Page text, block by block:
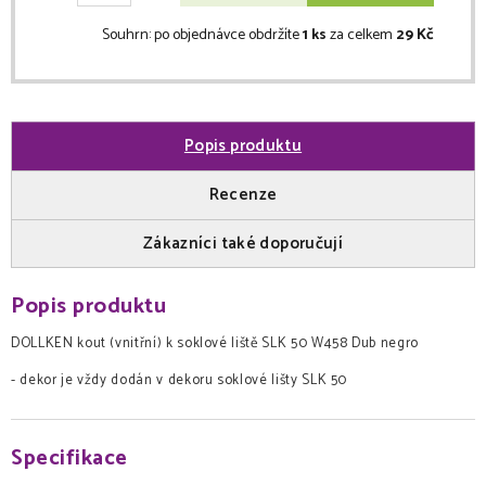
Souhrn:po objednávce obdržíte1 ksza celkem 29 Kč
Popis produktu
Recenze
Zákazníci také doporučují
Popis produktu
DOLLKEN kout (vnitřní) k soklové liště SLK 50 W458 Dub negro
- dekor je vždy dodán v dekoru soklové lišty SLK 50
Specifikace